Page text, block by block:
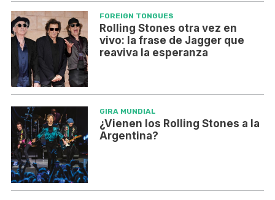
FOREIGN TONGUES
Rolling Stones otra vez en
vivo: la frase de Jagger que
reaviva la esperanza
GIRA MUNDIAL
¿Vienen los Rolling Stones a la
Argentina?